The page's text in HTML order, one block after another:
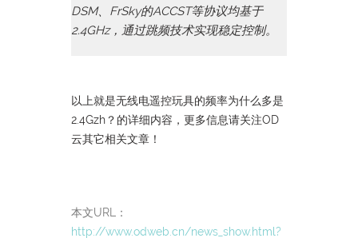
DSM、FrSky的ACCST等协议均基于
2.4GHz，通过跳频技术实现稳定控制。
以上就是无线电遥控玩具的频率为什么多是
2.4Gzh？的详细内容，更多信息请关注OD
云其它相关文章！
本文URL：
http://www.odweb.cn/news_show.html?